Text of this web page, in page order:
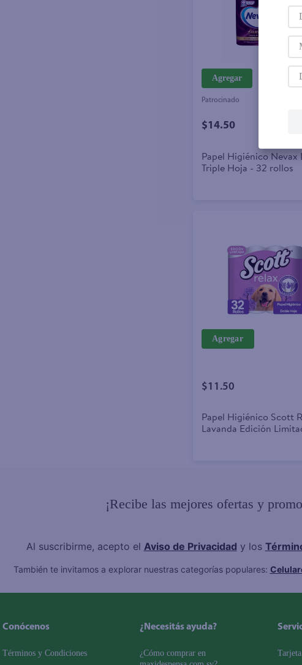
Agregar
Patrocinado
$14.50
Papel Higiénico Nevax
Triple Hoja - 32 rollos
Agregar
$11.50
Papel Higiénico Scott
Lavanda Edición
¡Recibe las mejores ofertas y
Al suscribirme, acepto el Aviso de Privacidad y los
También te invitamos a explorar nuestras categorías populares:
Conócenos
Términos y Condiciones
¿Necesitás ayuda?
¿Cómo comprar en